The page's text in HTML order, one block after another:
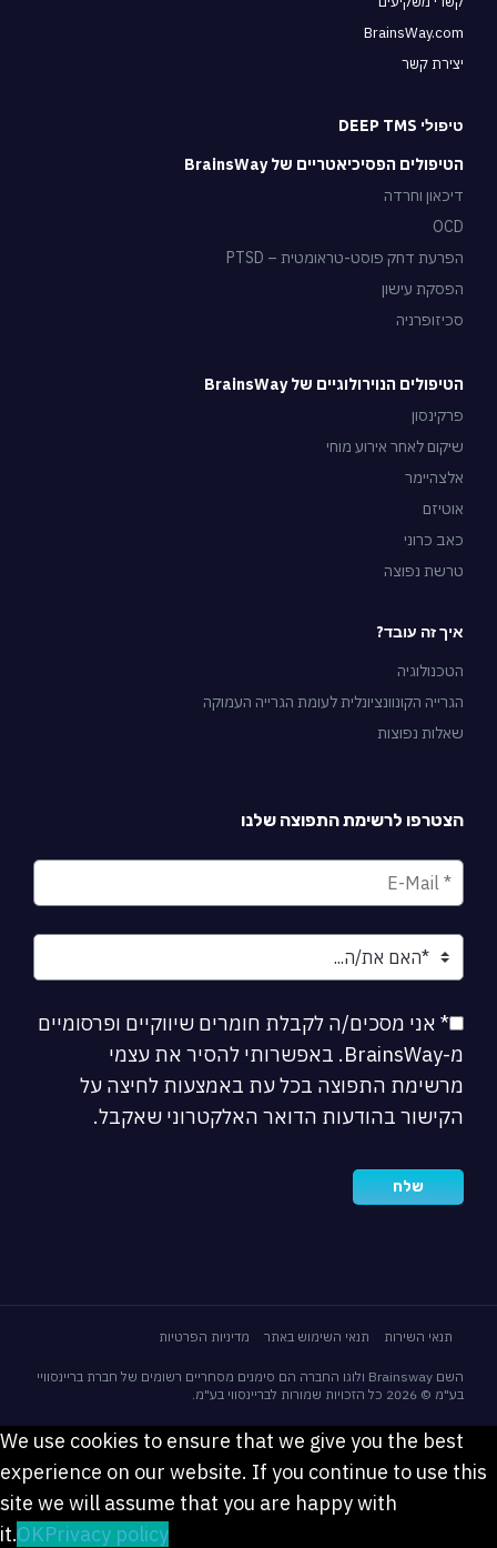
BrainsWay.com
יצירת קשר
טיפולי DEEP TMS
הטיפולים הפסיכיאטריים של BrainsWay
דיכאון וחרדה
OCD
הפרעת דחק פוסט-טראומטית – PTSD
הפסקת עישון
סכיזופרניה
הטיפולים הנוירולוגיים של BrainsWay
פרקינסון
שיקום לאחר אירוע מוחי
אלצהיימר
אוטיזם
כאב כרוני
טרשת נפוצה
איך זה עובד?
הטכנולוגיה
הגרייה הקונוונציונלית לעומת הגרייה העמוקה
שאלות נפוצות
הצטרפו לרשימת התפוצה שלנו
* אני מסכים/ה לקבלת חומרים שיווקיים ופרסומיים
מ-BrainsWay. באפשרותי להסיר את עצמי
מרשימת התפוצה בכל עת באמצעות לחיצה על
הקישור בהודעות הדואר האלקטרוני שאקבל.
תנאי השירות תנאי השימוש באתר מדיניות הפרטיות
השם Brainsway ולוגו החברה הם סימנים מסחריים רשומים של חברת בריינסוויי
בע"מ © 2026 כל הזכויות שמורות לבריינסווי בע"מ.
We use cookies to ensure that we give you the best
experience on our website. If you continue to use this
site we will assume that you are happy with
it.OKPrivacy policy